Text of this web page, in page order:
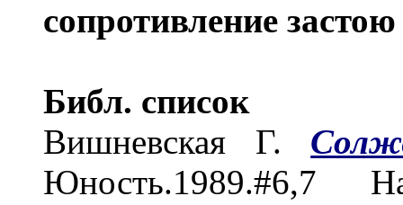
сопротивление застою
Библ. список
Вишневская Г.
Юность.1989.#6,7